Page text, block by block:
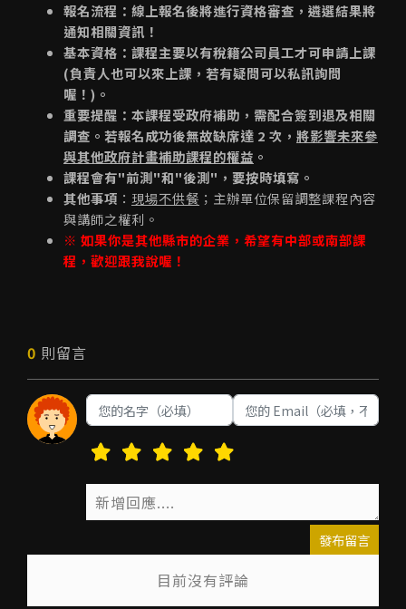
報名流程：線上報名後將進行資格審查，遴選結果將
通知相關資訊！
基本資格：課程主要以有稅籍公司員工才可申請上課
(負責人也可以來上課，若有疑問可以私訊詢問
喔！)。
重要提醒：本課程受政府補助，需配合簽到退及相關
調查。若報名成功後無故缺席達 2 次， 將影響未來參
與其他政府計畫補助課程的權益 。
課程會有"前測"和"後測"，要按時填寫。
其他事項 ： 現場不供餐 ；主辦單位保留調整課程內容
與講師之權利。
※ 如果你是其他縣市的企業，希望有中部或南部課
程，歡迎跟我說喔！
0 則留言
發布留言
目前沒有評論